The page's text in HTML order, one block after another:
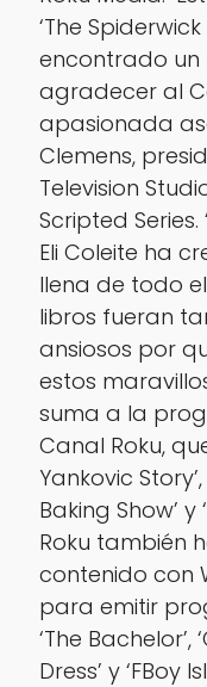
‘The
encontrado un
agradecer al
apasionada
Clemens,
Television
Scripted
Eli Coleite ha
llena de todo
libros fueran
ansiosos por
estos
suma a la
Canal Roku,
Yankovic
Baking Show’ y
Roku también
contenido con
para emitir
‘The Bachelor’,
Dress’ y ‘FBoy